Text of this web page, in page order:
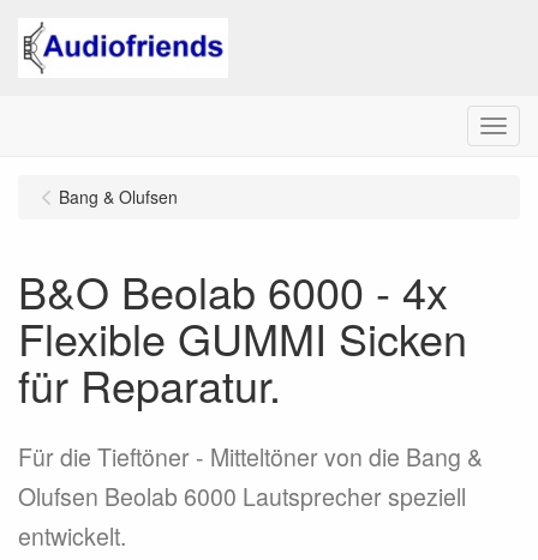
Menu
Bang & Olufsen
B&O Beolab 6000 - 4x
Flexible GUMMI Sicken
für Reparatur.
Für die Tieftöner - Mitteltöner von die Bang &
Olufsen Beolab 6000 Lautsprecher speziell
entwickelt.